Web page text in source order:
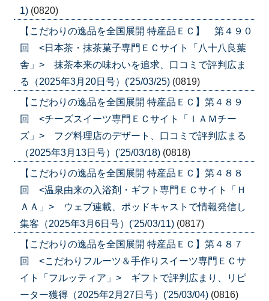
1) (0820)
【こだわりの逸品を全国展開 特産品ＥＣ】 第４９０
回 <日本茶・抹茶菓子専門ＥＣサイト「八十八良葉
舎」> 抹茶本来の味わいを追求、口コミで評判広ま
る（2025年3月20日号）('25/03/25) (0819)
【こだわりの逸品を全国展開 特産品ＥＣ】第４８９
回 <チーズスイーツ専門ＥＣサイト「ＩＡＭチー
ズ」> フグ料理店のデザート、口コミで評判広まる
（2025年3月13日号）('25/03/18) (0818)
【こだわりの逸品を全国展開 特産品ＥＣ】第４８８
回 <温泉由来の入浴剤・ギフト専門ＥＣサイト「Ｈ
ＡＡ」> ウェブ連載、ポッドキャストで情報発信し
集客（2025年3月6日号）('25/03/11) (0817)
【こだわりの逸品を全国展開 特産品ＥＣ】第４８７
回 <こだわりフルーツ＆手作りスイーツ専門ＥＣサ
イト「フルッティア」> ギフトで評判広まり、リピ
ーター獲得（2025年2月27日号）('25/03/04) (0816)